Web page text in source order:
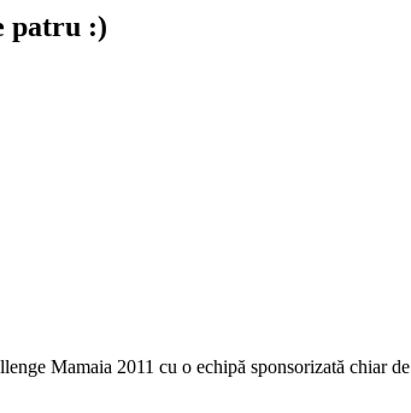
patru :)
Mamaia 2011 cu o echipă sponsorizată chiar de